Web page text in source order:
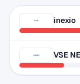
inexio
VSE